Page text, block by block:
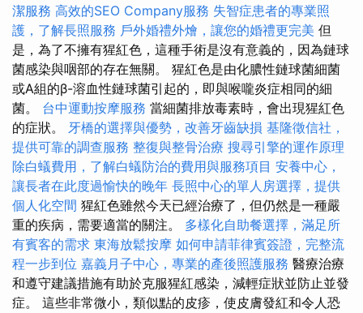
潔服務 高效的SEO Company服務 失智症患者的專業照
護，了解長照服務 戶外婚禮外燴，讓您的婚禮更完美 但
是，為了不擁有猩紅色，這種手術是沒有意義的，因為鏈球
菌感染與咽部的存在無關。 猩紅色是由化膿性鏈球菌細菌
或A組的β-溶血性鏈球菌引起的，即與喉嚨炎症相同的細
菌。 台中運動按摩服務 當細菌排放毒素時，會出現猩紅色
的症狀。 牙橋的選擇與優勢，改善牙齒缺損 基隆徵信社，
提供可靠的調查服務 整復與整骨治療 搜尋引擎的運作原理
除白蟻費用，了解白蟻防治的費用與服務項目 安養中心，
讓長者在此度過愉快的晚年 長照中心的單人房選擇，提供
個人化空間 猩紅色雖然今天已經治療了，但仍然是一種嚴
重的疾病，需要適當的關注。 多樣化自助餐選擇，滿足所
有賓客的需求 東海放鬆按摩 如何申請菲律賓簽證，完整流
程一步到位 嘉義月子中心，專業的產後照護服務 醫療治療
和遵守建議措施有助於克服猩紅感染，減輕症狀並防止並發
症。 這些非常微小，類似點的皮疹，使皮膚發紅和令人恐